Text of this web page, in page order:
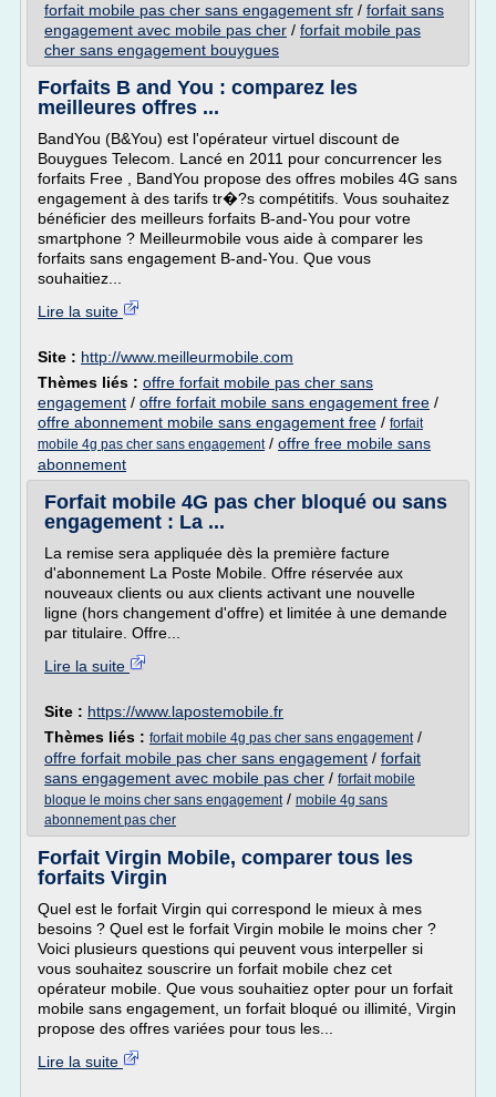
forfait mobile pas cher sans engagement sfr / forfait sans
engagement avec mobile pas cher / forfait mobile pas
cher sans engagement bouygues
Forfaits B and You : comparez les
meilleures offres ...
BandYou (B&You) est l'opérateur virtuel discount de
Bouygues Telecom. Lancé en 2011 pour concurrencer les
forfaits Free , BandYou propose des offres mobiles 4G sans
engagement à des tarifs tr�?s compétitifs. Vous souhaitez
bénéficier des meilleurs forfaits B-and-You pour votre
smartphone ? Meilleurmobile vous aide à comparer les
forfaits sans engagement B-and-You. Que vous
souhaitiez...
Lire la suite
Site : http://www.meilleurmobile.com
Thèmes liés : offre forfait mobile pas cher sans
engagement / offre forfait mobile sans engagement free /
offre abonnement mobile sans engagement free / forfait
mobile 4g pas cher sans engagement/ offre free mobile sans
abonnement
Forfait mobile 4G pas cher bloqué ou sans
engagement : La ...
La remise sera appliquée dès la première facture
d'abonnement La Poste Mobile. Offre réservée aux
nouveaux clients ou aux clients activant une nouvelle
ligne (hors changement d'offre) et limitée à une demande
par titulaire. Offre...
Lire la suite
Site : https://www.lapostemobile.fr
Thèmes liés : forfait mobile 4g pas cher sans engagement/
offre forfait mobile pas cher sans engagement / forfait
sans engagement avec mobile pas cher / forfait mobile
bloque le moins cher sans engagement/ mobile 4g sans
abonnement pas cher
Forfait Virgin Mobile, comparer tous les
forfaits Virgin
Quel est le forfait Virgin qui correspond le mieux à mes
besoins ? Quel est le forfait Virgin mobile le moins cher ?
Voici plusieurs questions qui peuvent vous interpeller si
vous souhaitez souscrire un forfait mobile chez cet
opérateur mobile. Que vous souhaitiez opter pour un forfait
mobile sans engagement, un forfait bloqué ou illimité, Virgin
propose des offres variées pour tous les...
Lire la suite